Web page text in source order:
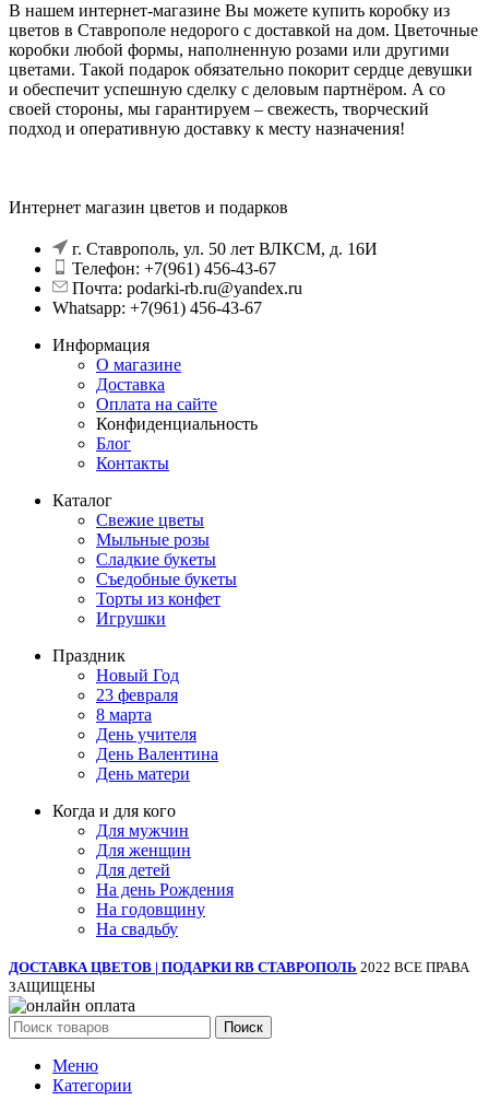
В нашем интернет-магазине Вы можете купить коробку из
цветов в Ставрополе недорого с доставкой на дом. Цветочные
коробки любой формы, наполненную розами или другими
цветами. Такой подарок обязательно покорит сердце девушки
и обеспечит успешную сделку с деловым партнёром. А со
своей стороны, мы гарантируем – свежесть, творческий
подход и оперативную доставку к месту назначения!
Интернет магазин цветов и подарков
г. Ставрополь, ул. 50 лет ВЛКСМ, д. 16И
Телефон: +7(961) 456-43-67
Почта: podarki-rb.ru@yandex.ru
Whatsapp: +7(961) 456-43-67
Информация
О магазине
Доставка
Оплата на сайте
Конфиденциальность
Блог
Контакты
Каталог
Свежие цветы
Мыльные розы
Сладкие букеты
Съедобные букеты
Торты из конфет
Игрушки
Праздник
Новый Год
23 февраля
8 марта
День учителя
День Валентина
День матери
Когда и для кого
Для мужчин
Для женщин
Для детей
На день Рождения
На годовщину
На свадьбу
ДОСТАВКА ЦВЕТОВ | ПОДАРКИ RB СТАВРОПОЛЬ 2022 ВСЕ ПРАВА
ЗАЩИЩЕНЫ
Поиск
Меню
Категории